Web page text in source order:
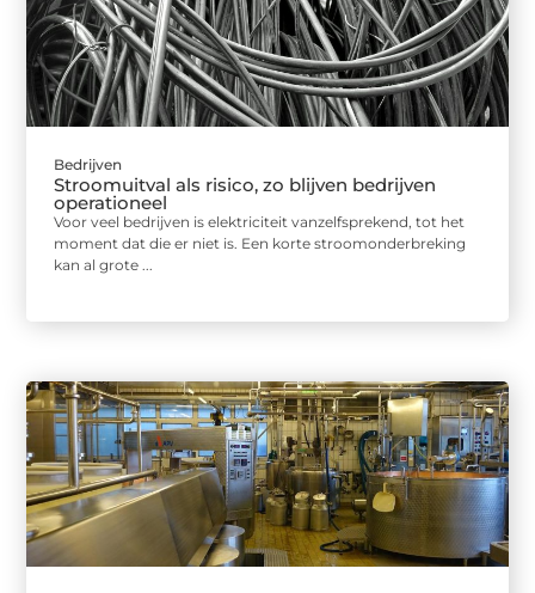
Bedrijven
Stroomuitval als risico, zo blijven bedrijven
operationeel
Voor veel bedrijven is elektriciteit vanzelfsprekend, tot het
moment dat die er niet is. Een korte stroomonderbreking
kan al grote ...